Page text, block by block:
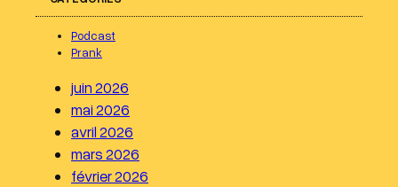
Podcast
Prank
juin 2026
mai 2026
avril 2026
mars 2026
février 2026